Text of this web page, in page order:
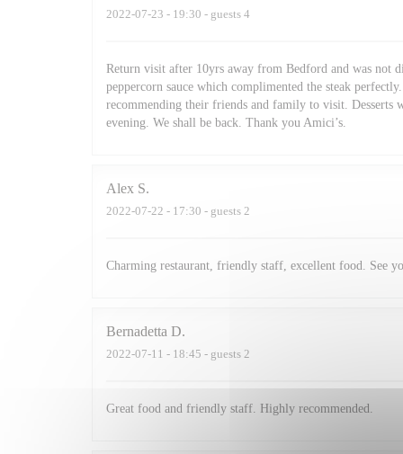
2022-07-23 - 19:30 - guests 4
Return visit after 10yrs away from Bedford and was not
peppercorn sauce which complimented the steak
recommending their friends and family to visit. Desserts
evening. We shall be back. Thank you Amici’s.
Alex S
2022-07-22 - 17:30 - guests 2
Charming restaurant, friendly staff, excellent food. See
Bernadetta D
2022-07-11 - 18:45 - guests 2
Great food and friendly staff. Highly recommended.